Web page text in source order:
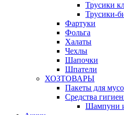
Трусики
Трусики-
Фартуки
Фольга
Халаты
Чехлы
Шапочки
Шпатели
ХОЗТОВАРЫ
Пакеты для
Средства
Шампуни